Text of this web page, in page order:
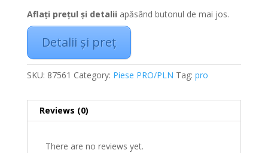
Aflați prețul și detalii apăsând butonul de mai jos.
Detalii și preț
SKU: 87561 Category: Piese PRO/PLN Tag: pro
Reviews (0)
There are no reviews yet.